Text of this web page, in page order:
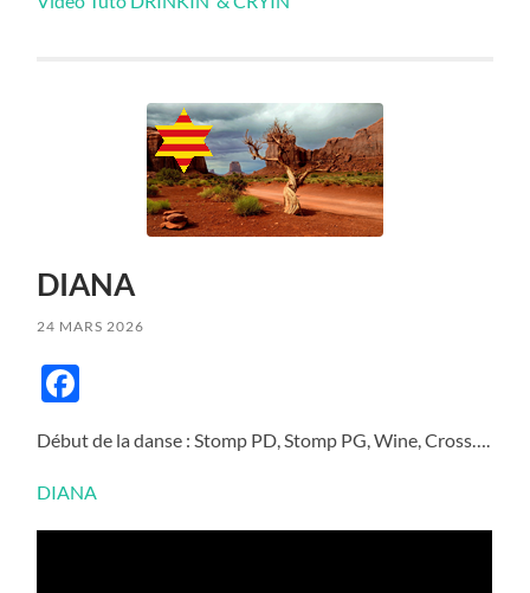
DIANA
24 MARS 2026
Début de la danse : Stomp PD, Stomp PG, Wine, Cross….
DIANA